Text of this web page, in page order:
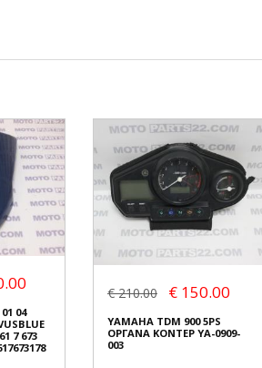
04
7 673
€ 210.00 € 150.00
YAMAHA TDM 900 5PS
ΟΡΓΑΝΑ ΚΟΝΤΕΡ YA-0909-
003